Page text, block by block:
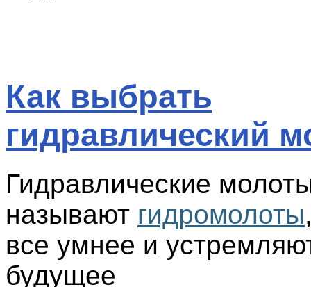
Как выбрать
гидравлический
Гидравлические
называют гидромолоты
все умнее и
будущее